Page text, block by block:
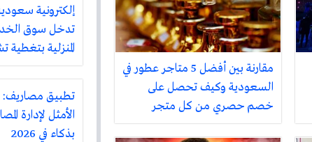
مقارنة بين أفضل 5 متاجر عطور في
السعودية وكيف تحصل على
خصم حصري من كل متجر
إلكترونية
تدخل سوق
المنزلية
أكثر من ثلاثين
تطبيق مصاريف:
الأمثل لإدارة
بذكاء في 2026